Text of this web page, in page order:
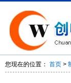
您现在的位置： 首页 >